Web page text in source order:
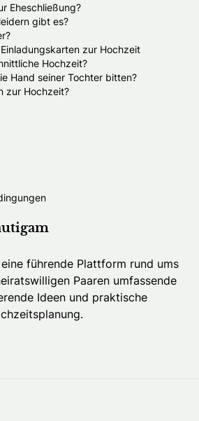
Eheschließung?
gibt es?
zur Hochzeit
Hochzeit?
Hand seiner Tochter bitten?
zur Hochzeit?
führende Plattform rund ums
Paaren umfassende
Ideen und praktische